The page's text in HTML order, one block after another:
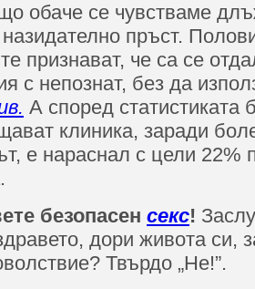
обаче се чувстваме
пръст.
признават, че са се
с непознат, без да
А според статистиката
клиника, заради
е нараснал с цели 22%
безопасен секс!
дори живота си,
Твърдо „Не!”.